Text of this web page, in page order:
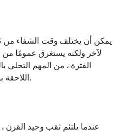
يمكن أن يختلف وقت الشفاء
الفترة ، من المهم التحلي
اللاحقة بجد لضمان الشفاء المناسب.
عندما يلتئم ثقب وحيد القرن